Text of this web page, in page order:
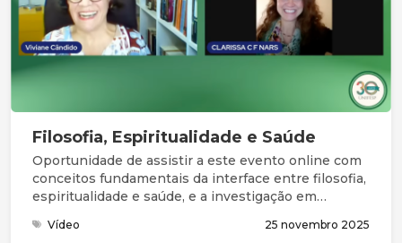
Filosofia, Espiritualidade e Saúde
Oportunidade de assistir a este evento online com
conceitos fundamentais da interface entre filosofia,
espiritualidade e saúde, e a investigação em
paliativos.
Vídeo 25 novembro 2025